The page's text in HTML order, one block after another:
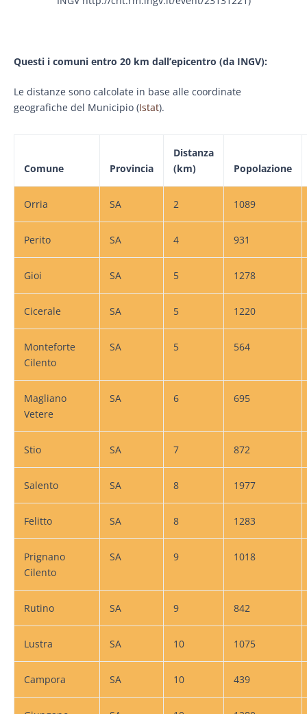
Questi i comuni entro 20 km dall’epicentro (da INGV):
Le distanze sono calcolate in base alle coordinate
geografiche del Municipio (Istat).
Comune Provincia
Distanza
(km)
Popolazione
Orria SA 2 1089
Perito SA 4 931
Gioi SA 5 1278
Cicerale SA 5 1220
Monteforte
Cilento
SA 5 564
Magliano
Vetere
SA 6 695
Stio SA 7 872
Salento SA 8 1977
Felitto SA 8 1283
Prignano
Cilento
SA 9 1018
Rutino SA 9 842
Lustra SA 10 1075
Campora SA 10 439